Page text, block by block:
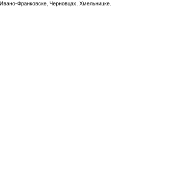
Франковске, Черновцах, Хмельницке.